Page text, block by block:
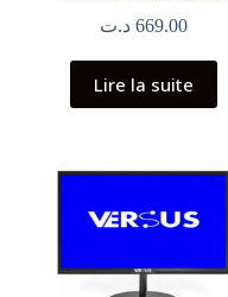
669.00 د.ت
Lire la suite